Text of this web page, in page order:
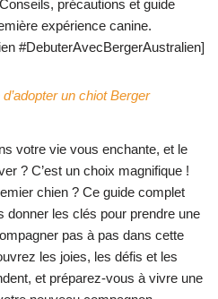
précautions et guide
expérience canine.
#DebuterAvecBergerAustralien]
un chiot Berger
votre vie vous enchante, et le
? C’est un choix magnifique !
chien ? Ce guide complet
donner les clés pour prendre une
pas à pas dans cette
les joies, les défis et les
et préparez-vous à vivre une